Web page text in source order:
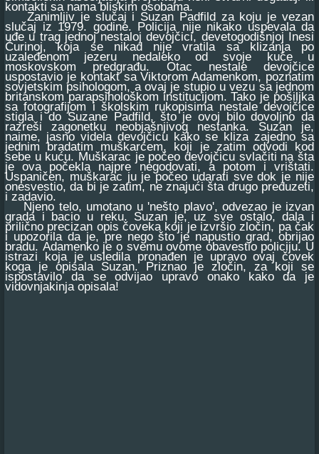
kontakti sa nama bliskim osobama.
Zanimljiv je slučaj i Suzan Padfild za koju je vezan
slučaj iz 1979. godine. Policija nije nikako uspevala da
uđe u trag jednoj nestaloj devojčici, devetogodišnjoj Inesi
Čurinoj, koja se nikad nije vratila sa klizanja po
uzaleđenom jezeru nedaleko od svoje kuće u
moskovskom predgrađu. Otac nestale devojčice
uspostavio je kontakt sa Viktorom Adamenkom, poznatim
sovjetskim psihologom, a ovaj je stupio u vezu sa jednom
britanskom parapsihološkom institucijom. Tako je pošiljka
sa fotografijom i školskim rukopisima nestale devojčice
stigla i do Suzane Padfild, što je ovoj bilo dovoljno da
razreši zagonetku neobjašnjivog nestanka. Suzan je,
naime, jasno videla devojčicu kako se kliza zajedno sa
jednim bradatim muškarcem, koji je zatim odvodi kod
sebe u kuću. Muškarac je počeo devojčicu svlačiti na šta
je ova počekla najpre negodovati, a potom i vrištati.
Uspaničen, muškarac ju je počeo udarati sve dok je nije
onesvestio, da bi je zatim, ne znajući šta drugo preduzeti,
i zadavio.
Njeno telo, umotano u 'nešto plavo', odvezao je izvan
grada i bacio u reku. Suzan je, uz sve ostalo, dala i
prilično precizan opis čoveka koji je izvršio zločin, pa čak
i upozorila da je, pre nego što je napustio grad, obrijao
bradu. Adamenko je o svemu ovome obavestio policiju. U
istrazi koja je usledila pronađen je upravo ovaj čovek
koga je opisala Suzan. Priznao je zločin, za koji se
ispostavilo da se odvijao upravo onako kako da je
vidovnjakinja opisala!